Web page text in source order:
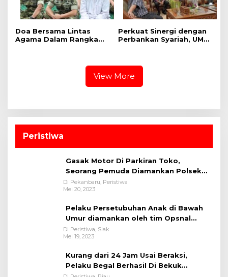
Doa Bersama Lintas
Agama Dalam Rangka
Perkuat Sinergi dengan
Perbankan Syariah, UMRI
Sama Pembiayaan untuk
Pegawai
View More
Peristiwa
Gasak Motor Di Parkiran Toko,
Seorang Pemuda Diamankan Polsek
Bukit Raya
Di Pekanbaru, Peristiwa
Mei 20, 2023
Pelaku Persetubuhan Anak di Bawah
Umur diamankan oleh tim Opsnal
Polsek Tualang-Polres Siak-Polda Riau
Di Peristiwa, Siak
Mei 19, 2023
Kurang dari 24 Jam Usai Beraksi,
Pelaku Begal Berhasil Di Bekuk